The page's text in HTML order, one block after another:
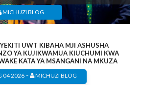
MICHUZI BLOG
UWT KIBAHA MJI ASHUSHA
YA KUJIKWAMUA KIUCHUMI KWA
KATA YA MSANGANI NA MKUZA
04 2026- MICHUZI BLOG